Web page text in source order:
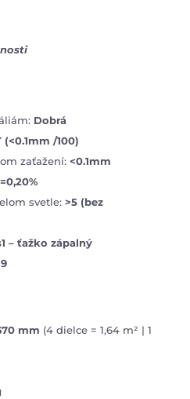
Dobrá
(<0.1mm /100)
zaťažení: <0.1mm
svetle: >5 (bez
– ťažko zápalný
mm (4 dielce = 1,64 m² | 1